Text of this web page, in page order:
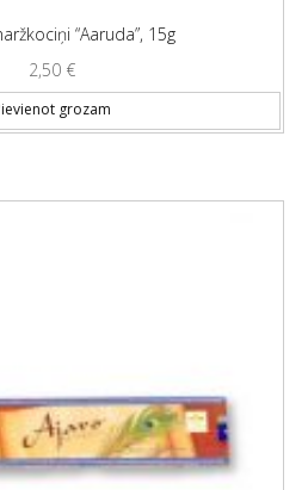
“Aaruda”, 15g
2,50 €
grozam